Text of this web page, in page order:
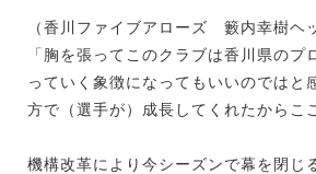
（香川ファイブアローズ 籔内幸樹ヘ
「胸を張ってこのクラブは香川県のプ
っていく象徴になってもいいのではと
方で（選手が）成長してくれたからこ
機構改革により今シーズンで幕を閉じ